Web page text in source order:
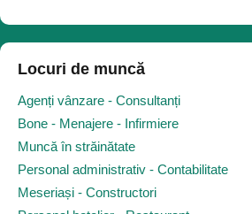
Locuri de muncă
Agenți vânzare - Consultanți
Bone - Menajere - Infirmiere
Muncă în străinătate
Personal administrativ - Contabilitate
Meseriași - Constructori